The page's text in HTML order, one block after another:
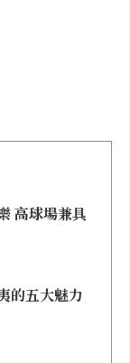
高球場兼具
的五大魅力